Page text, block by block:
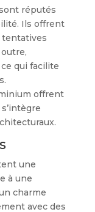
réputés
Ils offrent
qui facilite
offrent
une
à une
charme
avec des